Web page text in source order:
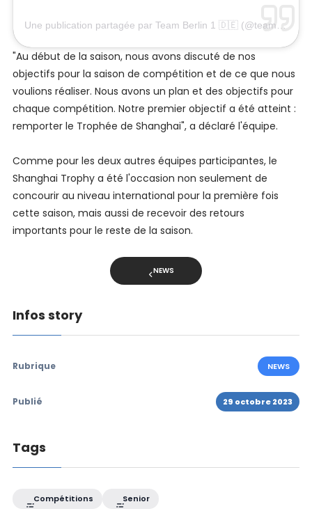
"Au début de la saison, nous avons discuté de nos
objectifs pour la saison de compétition et de ce que nous
voulions réaliser. Nous avons un plan et des objectifs pour
chaque compétition. Notre premier objectif a été atteint :
remporter le Trophée de Shanghai", a déclaré l'équipe.
Comme pour les deux autres équipes participantes, le
Shanghai Trophy a été l'occasion non seulement de
concourir au niveau international pour la première fois
cette saison, mais aussi de recevoir des retours
importants pour le reste de la saison.
NEWS
Infos story
Rubrique NEWS
Publié 29 octobre 2023
Tags
Compétitions Senior